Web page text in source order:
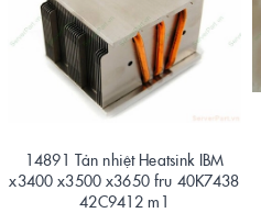
14891 Tản nhiệt Heatsink IBM
x3400 x3500 x3650 fru 40K7438
42C9412 m1